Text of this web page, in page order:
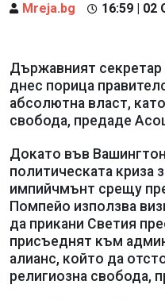
Mreja.bg 16:59 | 02
Държавният
днес порица
абсолютна власт,
свобода, предаде
Докато във
политическата криза
импийчмънт срещу
Помпейо използва
да прикани Светия
присъеднят към
алианс, който да
религиозна свобода,